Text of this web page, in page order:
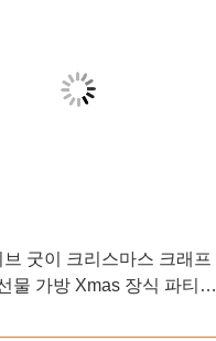
굿이 크리스마스 크래프
물 가방 Xmas 장식 파티에